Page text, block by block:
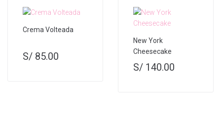
Crema Volteada
S/ 85.00
New York
Cheesecake
S/ 140.00